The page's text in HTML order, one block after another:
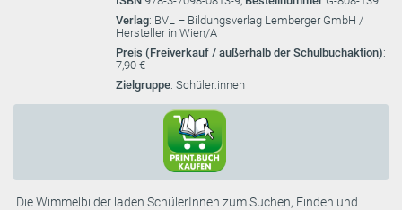
Verlag: BVL – Bildungsverlag Lemberger GmbH /
Hersteller in Wien/A
Preis (Freiverkauf / außerhalb der Schulbuchaktion):
7,90 €
Zielgruppe: Schüler:innen
Die Wimmelbilder laden SchülerInnen zum Suchen, Finden und